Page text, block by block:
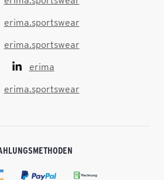
erima.sportswear
erima.sportswear
erima
erima.sportswear